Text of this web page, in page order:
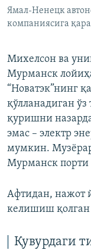
Ямал-Ненецк
компаниясига
Михелсон ва
Мурманск
“Новатэк”нинг
қўлланадиган ўз
қуришни
эмас – электр
мумкин.
Мурманск
Афтидан, нажот
келишиш қолган
Қувурдаги